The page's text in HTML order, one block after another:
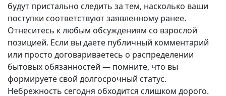
будут пристально следить за тем, насколько ваши
поступки соответствуют заявленному ранее.
Отнеситесь к любым обсуждениям со взрослой
позицией. Если вы даете публичный комментарий
или просто договариваетесь о распределении
бытовых обязанностей — помните, что вы
формируете свой долгосрочный статус.
Небрежность сегодня обходится слишком дорого.